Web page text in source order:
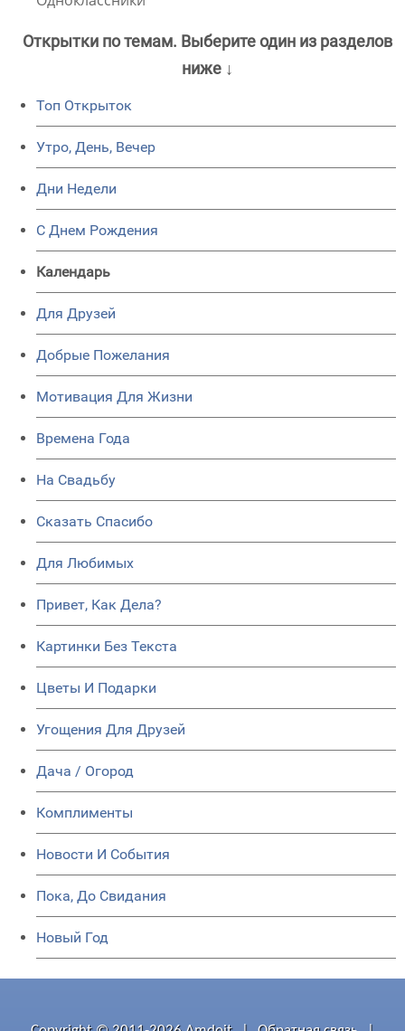
Открытки по темам. Выберите один из разделов
ниже ↓
Топ Открыток
Утро, День, Вечер
Дни Недели
C Днем Рождения
Календарь
Для Друзей
Добрые Пожелания
Мотивация Для Жизни
Времена Года
На Свадьбу
Сказать Спасибо
Для Любимых
Привет, Как Дела?
Картинки Без Текста
Цветы И Подарки
Угощения Для Друзей
Дача / Огород
Комплименты
Новости И События
Пока, До Свидания
Новый Год